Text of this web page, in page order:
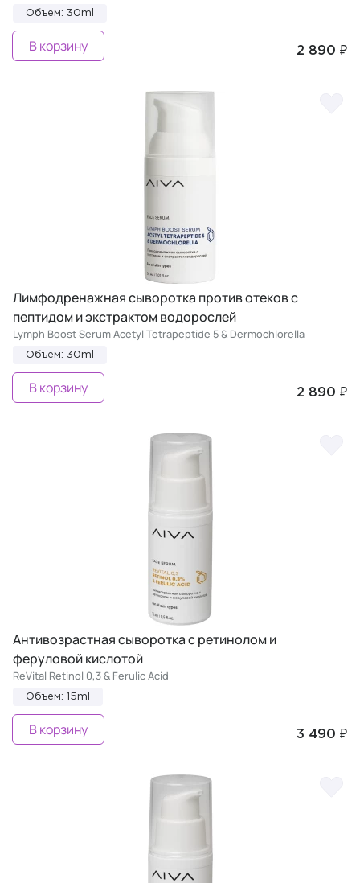
Объем: 30ml
2 890 ₽
В корзину
Лимфодренажная сыворотка против отеков с
пептидом и экстрактом водорослей
Lymph Boost Serum Acetyl Tetrapeptide 5 & Dermochlorella
Объем: 30ml
2 890 ₽
В корзину
Антивозрастная сыворотка с ретинолом и
феруловой кислотой
ReVital Retinol 0,3 & Ferulic Acid
Объем: 15ml
3 490 ₽
В корзину